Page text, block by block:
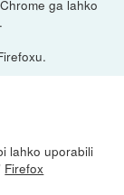
ga lahko
lahko uporabili
Firefox